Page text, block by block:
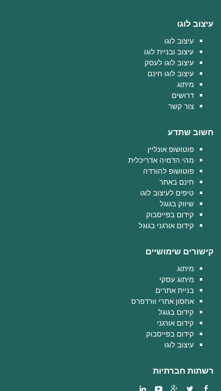
עיצוב לוגו
עיצוב לוגו
עיצוב ובניית לוגו
עיצוב לוגו לעסק
עיצוב לוגו חינם
מיתוג
דרושים
צור קשר
חשוב שתדע
פוטושופ אונליין
מהי הדמיה אדריכלית
פוטושופ להורדה
חינם באתר
טיפים לעיצוב לוגו
שיווק בגוגל
קידום בפייסבוק
קידום אורגני בגוגל
קישורים שימושיים
מיתוג
מיתוג עסקי
בניית אתרים
אחסון אתרי וורדפרס
קידום בגוגל
קידום אורגני
קידום בפייסבוק
עיצוב לוגו
רשתות חברתיות